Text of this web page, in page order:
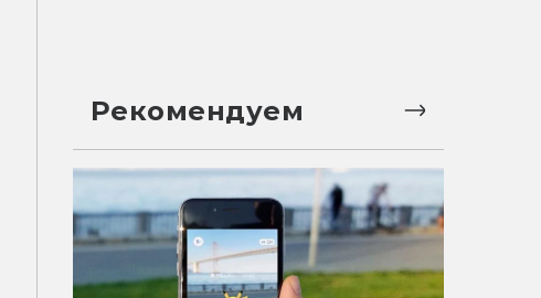
Рекомендуем